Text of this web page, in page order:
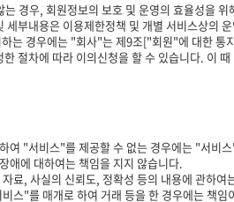
경우, 회원정보의 보호 및 운영의 효율성을 위
부내용은 이용제한정책 및 개별 서비스상의
는 경우에는 "회사"는 제9조["회원"에 대한 통
절차에 따라 이의신청을 할 수 있습니다. 이
"서비스"를 제공할 수 없는 경우에는 "서비
에 대하여는 책임을 지지 않습니다.
, 사실의 신뢰도, 정확성 등의 내용에 관하여
"를 매개로 하여 거래 등을 한 경우에는 책임